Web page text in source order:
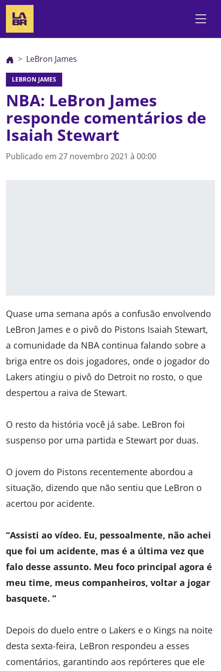
LeBron James
LEBRON JAMES
NBA: LeBron James
responde comentários de
Isaiah Stewart
Publicado em 27 novembro 2021 à 00:00
Quase uma semana após a confusão envolvendo
LeBron James e o pivô do Pistons Isaiah Stewart,
a comunidade da NBA continua falando sobre a
briga entre os dois jogadores, onde o jogador do
Lakers atingiu o pivô do Detroit no rosto, o que
despertou a raiva de Stewart.
O resto da história você já sabe. LeBron foi
suspenso por uma partida e Stewart por duas.
O jovem do Pistons recentemente abordou a
situação, dizendo que não sentiu que LeBron o
acertou por acidente.
“Assisti ao vídeo. Eu, pessoalmente, não achei
que foi um acidente, mas é a última vez que
falo desse assunto. Meu foco principal agora é
meu time, meus companheiros, voltar a jogar
basquete. ”
Depois do duelo entre o Lakers e o Kings na noite
desta sexta-feira, LeBron respondeu a esses
comentários, garantindo aos repórteres que ele